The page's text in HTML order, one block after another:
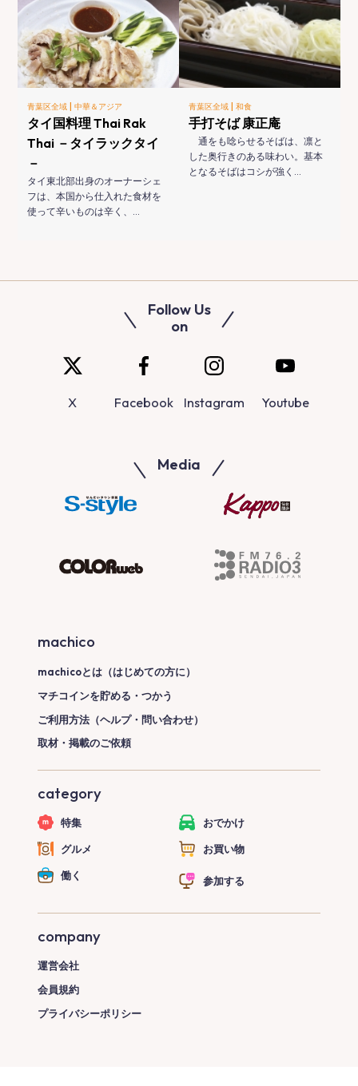
青葉区全域 |中華＆アジア
タイ国料理 Thai Rak
Thai －タイラックタイ
－
タイ東北部出身のオーナーシェ
フは、本国から仕入れた食材を
使って辛いものは辛く、…
青葉区全域 | 和食
手打そば 康正庵
通をも唸らせるそばは、凛と
した奥行きのある味わい。基本
となるそばはコシが強く…
Follow Us
on
X Facebook Instagram Youtube
Media
machico
machicoとは（はじめての方に）
マチコインを貯める・つかう
ご利用方法（ヘルプ・問い合わせ）
取材・掲載のご依頼
category
特集 おでかけ
グルメ お買い物
働く 参加する
company
運営会社
会員規約
プライバシーポリシー